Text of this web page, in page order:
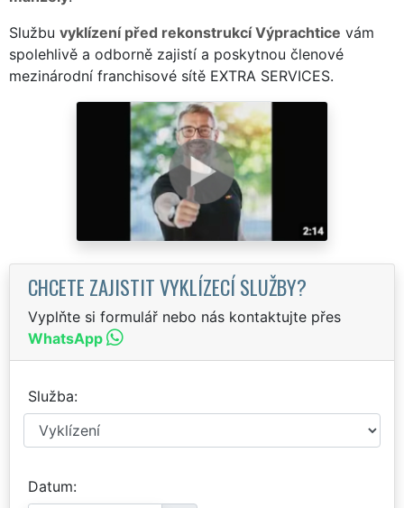
Službu vyklízení před rekonstrukcí Výprachtice vám
spolehlivě a odborně zajistí a poskytnou členové
mezinárodní franchisové sítě EXTRA SERVICES.
CHCETE ZAJISTIT VYKLÍZECÍ SLUŽBY?
Vyplňte si formulář nebo nás kontaktujte přes
WhatsApp
Služba
Datum